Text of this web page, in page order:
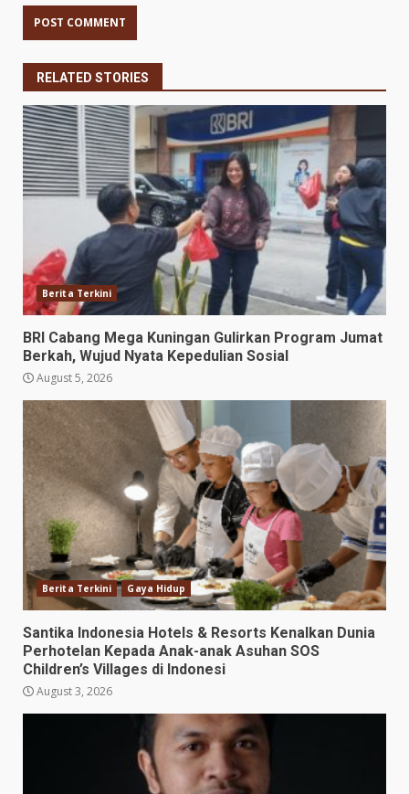
RELATED STORIES
Berita Terkini
BRI Cabang Mega Kuningan Gulirkan Program Jumat
Berkah, Wujud Nyata Kepedulian Sosial
August 5, 2026
Berita Terkini Gaya Hidup
Santika Indonesia Hotels & Resorts Kenalkan Dunia
Perhotelan Kepada Anak-anak Asuhan SOS
Children’s Villages di Indonesi
August 3, 2026